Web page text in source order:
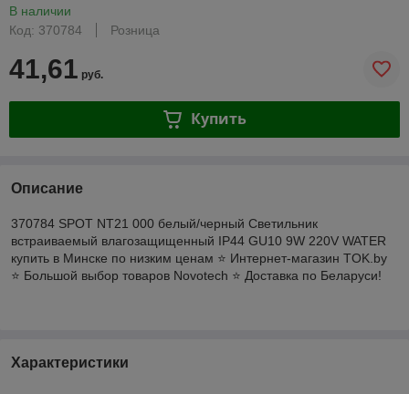
В наличии
Код: 370784
Розница
41,61 руб.
Купить
Описание
370784 SPOT NT21 000 белый/черный Светильник
встраиваемый влагозащищенный IP44 GU10 9W 220V WATER
купить в Минске по низким ценам ⭐️ Интернет-магазин TOK.by
⭐️ Большой выбор товаров Novotech ⭐️ Доставка по Беларуси!
Характеристики